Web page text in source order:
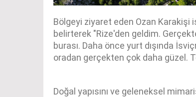
Bölgeyi ziyaret eden Ozan Karakişi
belirterek "Rize'den geldim.
burası. Daha önce yurt dışında
oradan gerçekten çok daha güzel.
Doğal yapısını ve geleneksel